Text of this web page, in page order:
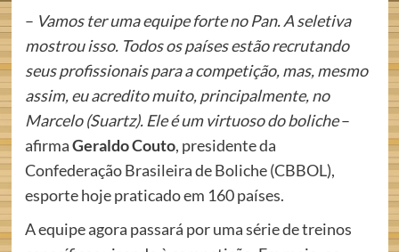
– Vamos ter uma equipe forte no Pan. A seletiva
mostrou isso. Todos os países estão recrutando
seus profissionais para a competição, mas, mesmo
assim, eu acredito muito, principalmente, no
Marcelo (Suartz). Ele é um virtuoso do boliche–
afirmaGeraldo Couto, presidente da
Confederação Brasileira de Boliche (CBBOL),
esporte hoje praticado em 160 países.
A equipe agora passará por uma série de treinos